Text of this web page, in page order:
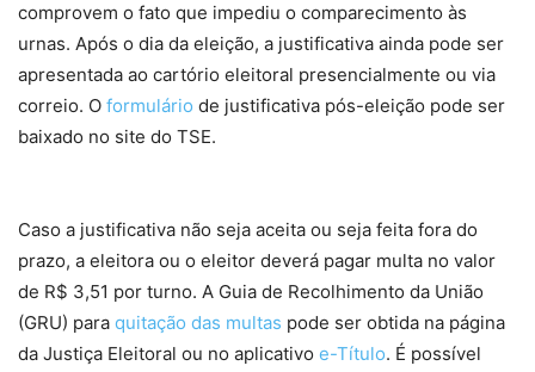
comprovem o fato que impediu o comparecimento às
urnas. Após o dia da eleição, a justificativa ainda pode ser
apresentada ao cartório eleitoral presencialmente ou via
correio. O formulário de justificativa pós-eleição pode ser
baixado no site do TSE.
Caso a justificativa não seja aceita ou seja feita fora do
prazo, a eleitora ou o eleitor deverá pagar multa no valor
de R$ 3,51 por turno. A Guia de Recolhimento da União
(GRU) para quitação das multas pode ser obtida na página
da Justiça Eleitoral ou no aplicativo e-Título. É possível